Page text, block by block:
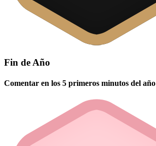
Fin de Año
Comentar en los 5 primeros minutos del año